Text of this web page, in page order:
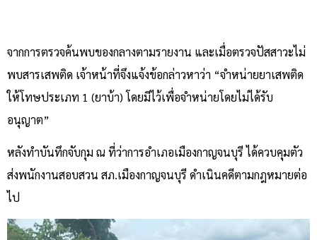
จากการตรวจค้นพบของกลางตามรายงาน และเมื่อตรวจปัสสาวะไม่
พบสารเสพติด เจ้าหน้าที่จึงแจ้งข้อกล่าวหาว่า “จำหน่ายยาเสพติด
ให้โทษประเภท 1 (ยาบ้า) โดยมีไว้เพื่อจำหน่ายโดยไม่ได้รับ
อนุญาต”
หลังทำบันทึกจับกุม ณ ที่ว่าการอำเภอเมืองกาญจนบุรี ได้ควบคุมตัว
ส่งพนักงานสอบสวน สภ.เมืองกาญจนบุรี ดำเนินคดีตามกฎหมายต่อ
ไป